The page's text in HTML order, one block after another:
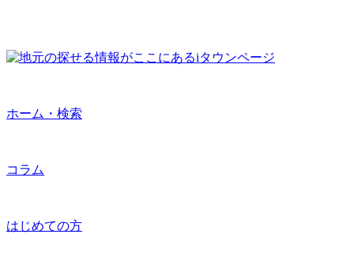
ホーム・検索
コラム
はじめての方